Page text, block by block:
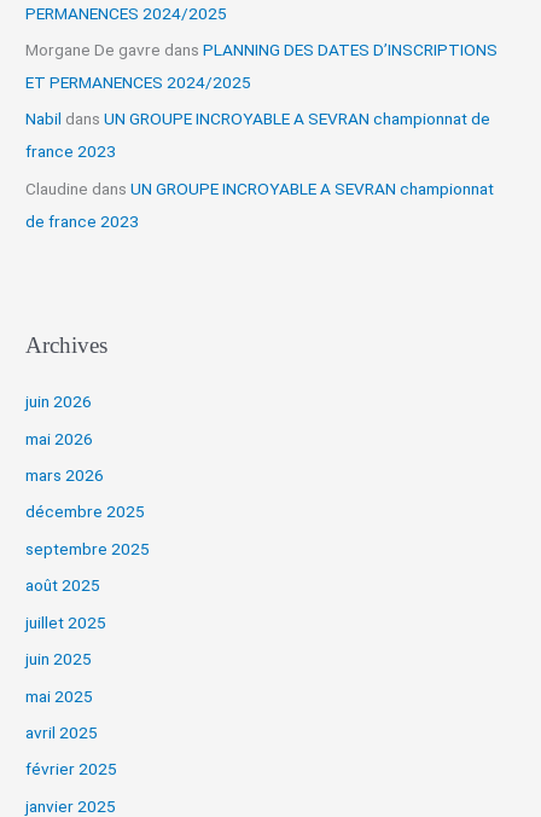
PERMANENCES 2024/2025
Morgane De gavre dansPLANNING DES DATES D’INSCRIPTIONS
ET PERMANENCES 2024/2025
Nabil dansUN GROUPE INCROYABLE A SEVRAN championnat de
france 2023
Claudine dansUN GROUPE INCROYABLE A SEVRAN championnat
de france 2023
Archives
juin 2026
mai 2026
mars 2026
décembre 2025
septembre 2025
août 2025
juillet 2025
juin 2025
mai 2025
avril 2025
février 2025
janvier 2025